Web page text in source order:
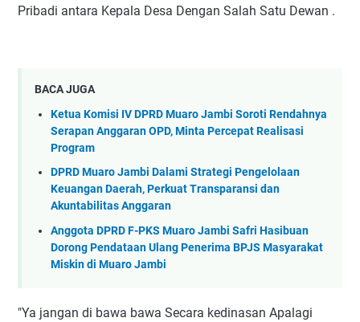
Pribadi antara Kepala Desa Dengan Salah Satu Dewan .
BACA JUGA
Ketua Komisi IV DPRD Muaro Jambi Soroti Rendahnya
Serapan Anggaran OPD, Minta Percepat Realisasi
Program
DPRD Muaro Jambi Dalami Strategi Pengelolaan
Keuangan Daerah, Perkuat Transparansi dan
Akuntabilitas Anggaran
Anggota DPRD F-PKS Muaro Jambi Safri Hasibuan
Dorong Pendataan Ulang Penerima BPJS Masyarakat
Miskin di Muaro Jambi
"Ya jangan di bawa bawa Secara kedinasan Apalagi